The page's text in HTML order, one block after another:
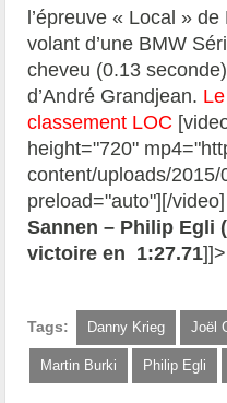
l’épreuve « Local »
volant d’une BMW
cheveu (0.13
d’André Grandjean.
classement LOC
height="720"
content/uploads/
preload="auto"][/
Sannen – Philip Egli
victoire en 1:27.71]]>
Tags: Danny Krieg Joël
Martin Burki Philip Egli